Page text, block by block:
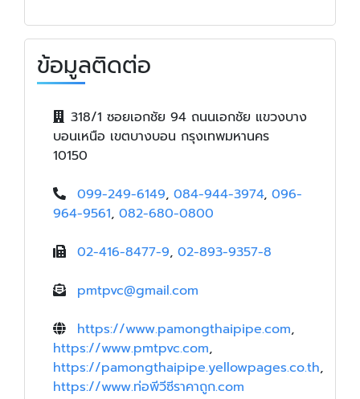
ข้อมูลติดต่อ
318/1 ซอยเอกชัย 94 ถนนเอกชัย แขวงบาง
บอนเหนือ เขตบางบอน กรุงเทพมหานคร
10150
099-249-6149, 084-944-3974, 096-
964-9561, 082-680-0800
02-416-8477-9, 02-893-9357-8
pmtpvc@gmail.com
https://www.pamongthaipipe.com,
https://www.pmtpvc.com,
https://pamongthaipipe.yellowpages.co.th,
https://www.ท่อพีวีซีราคาถูก.com